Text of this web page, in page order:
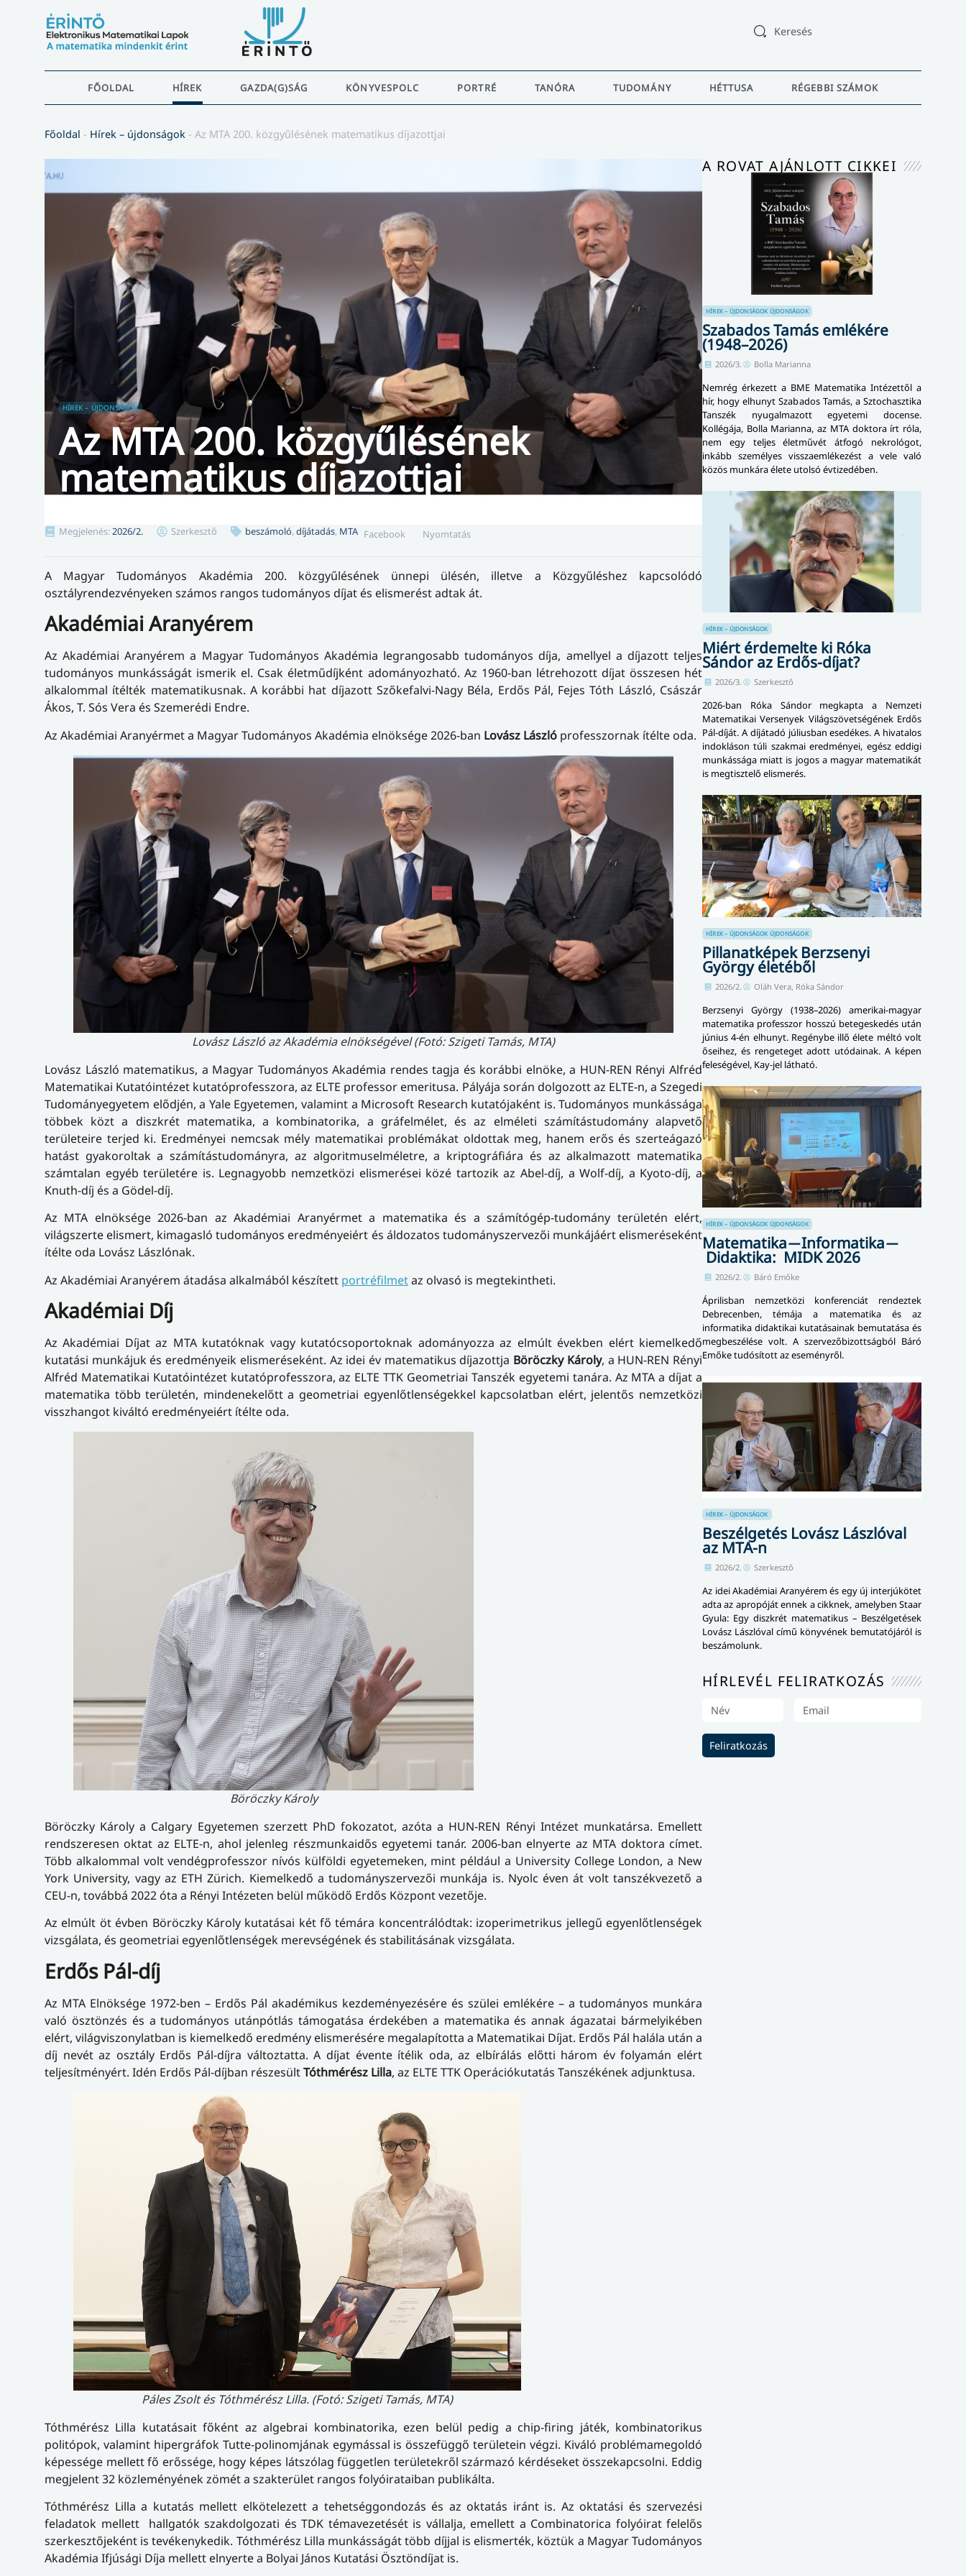
Keresés
FŐOLDAL HÍREK GAZDA(G)SÁG KÖNYVESPOLC PORTRÉ TANÓRA TUDOMÁNY HÉTTUSA RÉGEBBI SZÁMOK
Főoldal - Hírek – újdonságok - Az MTA 200. közgyűlésének matematikus díjazottjai
HÍREK – ÚJDONSÁGOK
Az MTA 200. közgyűlésének
matematikus díjazottjai
Megjelenés:2026/2. Szerkesztő beszámoló, díjátadás, MTA Facebook Nyomtatás
A Magyar Tudományos Akadémia 200. közgyűlésének ünnepi ülésén, illetve a Közgyűléshez kapcsolódó
osztályrendezvényeken számos rangos tudományos díjat és elismerést adtak át.
Akadémiai Aranyérem
Az Akadémiai Aranyérem a Magyar Tudományos Akadémia legrangosabb tudományos díja, amellyel a díjazott teljes
tudományos munkásságát ismerik el. Csak életműdíjként adományozható. Az 1960-ban létrehozott díjat összesen hét
alkalommal ítélték matematikusnak. A korábbi hat díjazott Szőkefalvi-Nagy Béla, Erdős Pál, Fejes Tóth László, Császár
Ákos, T. Sós Vera és Szemerédi Endre.
Az Akadémiai Aranyérmet a Magyar Tudományos Akadémia elnöksége 2026-ban Lovász László professzornak ítélte oda.
Lovász László az Akadémia elnökségével (Fotó: Szigeti Tamás, MTA)
Lovász László matematikus, a Magyar Tudományos Akadémia rendes tagja és korábbi elnöke, a HUN-REN Rényi Alfréd
Matematikai Kutatóintézet kutatóprofesszora, az ELTE professor emeritusa. Pályája során dolgozott az ELTE-n, a Szegedi
Tudományegyetem elődjén, a Yale Egyetemen, valamint a Microsoft Research kutatójaként is. Tudományos munkássága
többek közt a diszkrét matematika, a kombinatorika, a gráfelmélet, és az elméleti számítástudomány alapvető
területeire terjed ki. Eredményei nemcsak mély matematikai problémákat oldottak meg, hanem erős és szerteágazó
hatást gyakoroltak a számítástudományra, az algoritmuselméletre, a kriptográfiára és az alkalmazott matematika
számtalan egyéb területére is. Legnagyobb nemzetközi elismerései közé tartozik az Abel-díj, a Wolf-díj, a Kyoto-díj, a
Knuth-díj és a Gödel-díj.
Az MTA elnöksége 2026-ban az Akadémiai Aranyérmet a matematika és a számítógép-tudomány területén elért,
világszerte elismert, kimagasló tudományos eredményeiért és áldozatos tudományszervezői munkájáért elismeréseként
ítélte oda Lovász Lászlónak.
Az Akadémiai Aranyérem átadása alkalmából készített portréfilmetaz olvasó is megtekintheti.
Akadémiai Díj
Az Akadémiai Díjat az MTA kutatóknak vagy kutatócsoportoknak adományozza az elmúlt években elért kiemelkedő
kutatási munkájuk és eredményeik elismeréseként. Az idei év matematikus díjazottja Böröczky Károly, a HUN-REN Rényi
Alfréd Matematikai Kutatóintézet kutatóprofesszora, az ELTE TTK Geometriai Tanszék egyetemi tanára. Az MTA a díjat a
matematika több területén, mindenekelőtt a geometriai egyenlőtlenségekkel kapcsolatban elért, jelentős nemzetközi
visszhangot kiváltó eredményeiért ítélte oda.
Böröczky Károly
Böröczky Károly a Calgary Egyetemen szerzett PhD fokozatot, azóta a HUN-REN Rényi Intézet munkatársa. Emellett
rendszeresen oktat az ELTE-n, ahol jelenleg részmunkaidős egyetemi tanár. 2006-ban elnyerte az MTA doktora címet.
Több alkalommal volt vendégprofesszor nívós külföldi egyetemeken, mint például a University College London, a New
York University, vagy az ETH Zürich. Kiemelkedő a tudományszervezői munkája is. Nyolc éven át volt tanszékvezető a
CEU-n, továbbá 2022 óta a Rényi Intézeten belül működő Erdős Központ vezetője.
Az elmúlt öt évben Böröczky Károly kutatásai két fő témára koncentrálódtak: izoperimetrikus jellegű egyenlőtlenségek
vizsgálata, és geometriai egyenlőtlenségek merevségének és stabilitásának vizsgálata.
Erdős Pál-díj
Az MTA Elnöksége 1972-ben – Erdős Pál akadémikus kezdeményezésére és szülei emlékére – a tudományos munkára
való ösztönzés és a tudományos utánpótlás támogatása érdekében a matematika és annak ágazatai bármelyikében
elért, világviszonylatban is kiemelkedő eredmény elismerésére megalapította a Matematikai Díjat. Erdős Pál halála után a
díj nevét az osztály Erdős Pál-díjra változtatta. A díjat évente ítélik oda, az elbírálás előtti három év folyamán elért
teljesítményért. Idén Erdős Pál-díjban részesültTóthmérész Lilla, az ELTE TTK Operációkutatás Tanszékének adjunktusa.
Páles Zsolt és Tóthmérész Lilla. (Fotó: Szigeti Tamás, MTA)
Tóthmérész Lilla kutatásait főként az algebrai kombinatorika, ezen belül pedig a chip-firing játék, kombinatorikus
politópok, valamint hipergráfok Tutte-polinomjának egymással is összefüggő területein végzi. Kiváló problémamegoldó
képessége mellett fő erőssége, hogy képes látszólag független területekről származó kérdéseket összekapcsolni. Eddig
megjelent 32 közleményének zömét a szakterület rangos folyóirataiban publikálta.
Tóthmérész Lilla a kutatás mellett elkötelezett a tehetséggondozás és az oktatás iránt is. Az oktatási és szervezési
feladatok mellett hallgatók szakdolgozati és TDK témavezetését is vállalja, emellett a Combinatorica folyóirat felelős
szerkesztőjeként is tevékenykedik. Tóthmérész Lilla munkásságát több díjjal is elismerték, köztük a Magyar Tudományos
Akadémia Ifjúsági Díja mellett elnyerte a Bolyai János Kutatási Ösztöndíjat is.
A ROVAT AJÁNLOTT CIKKEI
HÍREK – ÚJDONSÁGOK ÚJDONSÁGOK
Szabados Tamás emlékére
(1948–2026)
2026/3. Bolla Marianna
Nemrég érkezett a BME Matematika Intézettől a
hír, hogy elhunyt Szabados Tamás, a Sztochasztika
Tanszék nyugalmazott egyetemi docense.
Kollégája, Bolla Marianna, az MTA doktora írt róla,
nem egy teljes életművét átfogó nekrológot,
inkább személyes visszaemlékezést a vele való
közös munkára élete utolsó évtizedében.
HÍREK – ÚJDONSÁGOK
Miért érdemelte ki Róka
Sándor az Erdős-díjat?
2026/3. Szerkesztő
2026-ban Róka Sándor megkapta a Nemzeti
Matematikai Versenyek Világszövetségének Erdős
Pál-díját. A díjátadó júliusban esedékes. A hivatalos
indokláson túli szakmai eredményei, egész eddigi
munkássága miatt is jogos a magyar matematikát
is megtisztelő elismerés.
HÍREK – ÚJDONSÁGOK ÚJDONSÁGOK
Pillanatképek Berzsenyi
György életéből
2026/2. Oláh Vera, Róka Sándor
Berzsenyi György (1938–2026) amerikai-magyar
matematika professzor hosszú betegeskedés után
június 4-én elhunyt. Regénybe illő élete méltó volt
őseihez, és rengeteget adott utódainak. A képen
feleségével, Kay-jel látható.
HÍREK – ÚJDONSÁGOK ÚJDONSÁGOK
Matematika ̶ Informatika ̶
Didaktika: MIDK 2026
2026/2. Báró Emőke
Áprilisban nemzetközi konferenciát rendeztek
Debrecenben, témája a matematika és az
informatika didaktikai kutatásainak bemutatása és
megbeszélése volt. A szervezőbizottságból Báró
Emőke tudósított az eseményről.
HÍREK – ÚJDONSÁGOK
Beszélgetés Lovász Lászlóval
az MTA-n
2026/2. Szerkesztő
Az idei Akadémiai Aranyérem és egy új interjúkötet
adta az apropóját ennek a cikknek, amelyben Staar
Gyula: Egy diszkrét matematikus – Beszélgetések
Lovász Lászlóval című könyvének bemutatójáról is
beszámolunk.
HÍRLEVÉL FELIRATKOZÁS
Feliratkozás